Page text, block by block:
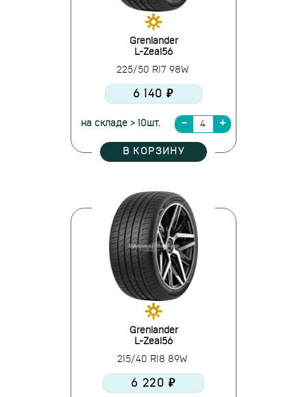
Grenlander
L-Zeal56
225/50 R17 98W
6 140 ₽
на складе > 10шт.
В КОРЗИНУ
Grenlander
L-Zeal56
215/40 R18 89W
6 220 ₽